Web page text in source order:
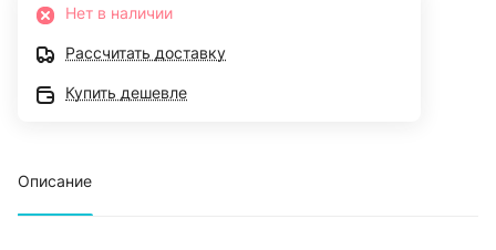
Нет в наличии
Рассчитать доставку
Купить дешевле
Описание